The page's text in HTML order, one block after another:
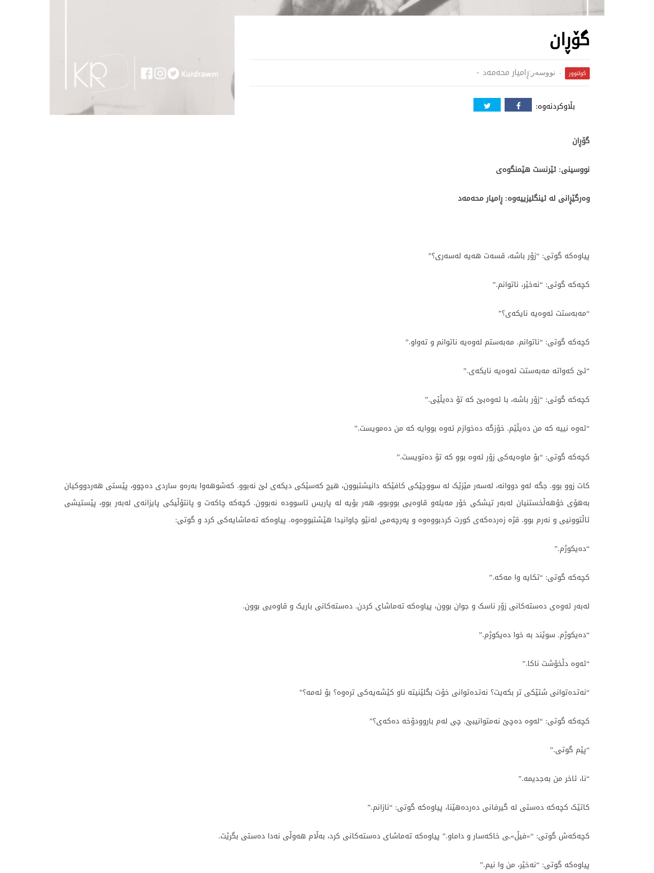
گۆڕان
کولتوور نووسەر:ڕامیار محەمەد
بڵاوکردنەوە:
گۆڕان
نووسینی: ئێرنست هێمنگوەی
وەرگێڕانی لە ئینگلیزییەوە: ڕامیار محەمەد
پیاوەکە گوتی: “زۆر باشە، قسەت هەیە لەسەری؟”
کچەکە گوتی: “نەخێر، ناتوانم.”
“مەبەستت ئەوەیە نایکەی؟”
کچەکە گوتی: “ناتوانم. مەبەستم لەوەیە ناتوانم و تەواو.”
“ئێ کەواتە مەبەستت ئەوەیە نایکەی.”
کچەکە گوتی: “زۆر باشە، با ئەوەبێ کە تۆ دەیڵێی.”
“ئەوە نییە کە من دەیڵێم. خۆزگە دەخوازم ئەوە بووایە کە من دەمویست.”
کچەکە گوتی: “بۆ ماوەیەکی زۆر ئەوە بوو کە تۆ دەتویست.”
کات زوو بوو. جگە لەو دووانە، لەسەر مێزێک لە سووچێکی کافێکە دانیشتبوون، هیچ کەسێکی دیکەی لێ نەبوو. کەشوهەوا بەرەو ساردی دەچوو، پێستی هەردووکیان
بەهۆی خۆهەڵخستنیان لەبەر تیشکی خۆر مەیلەو قاوەیی بووبوو، هەر بۆیە لە پاریس ئاسوودە نەبوون. کچەکە چاکەت و پانتۆڵیکی پایزانەی لەبەر بوو، پێستیشی
ئاڵتوونیی و نەرم بوو. قژە زەردەکەی کورت کردبووەوە و پەرچەمی لەنێو چاوانیدا هێشتبووەوە. پیاوەکە تەماشایەکی کرد و گوتی:
“دەیکوژم.”
کچەکە گوتی: “تکایە وا مەکە.”
لەبەر ئەوەی دەستەکانی زۆر ناسک و جوان بوون، پیاوەکە تەماشای کردن. دەستەکانی باریک و قاوەیی بوون.
“دەیکوژم. سوێند بە خوا دەیکوژم.”
“ئەوە دڵخۆشت ناکا.”
“نەتدەتوانی شتێکی تر بکەیت؟ نەتدەتوانی خۆت بگلێنیتە ناو کێشەیەکی ترەوە؟ بۆ ئەمە؟”
کچەکە گوتی: “لەوە دەچێ نەمتوانیبێ. چی لەم باروودۆخە دەکەی؟”
“پێم گوتی.”
“نا، ئاخر من بەجدیمە.”
کاتێک کچەکە دەستی لە گیرفانی دەردەهێنا، پیاوەکە گوتی: “نازانم.”
کچەکەش گوتی: “«فیڵ»ـی خاکەسار و داماو.” پیاوەکە تەماشای دەستەکانی کرد، بەڵام هەوڵی نەدا دەستی بگرێت.
پیاوەکە گوتی: “نەخێر، من وا نیم.”